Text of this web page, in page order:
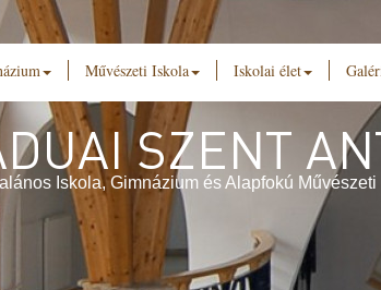
SZENT
Iskola, Gimnázium és Alapfokú Művészeti
Művészeti Iskola Iskolai élet